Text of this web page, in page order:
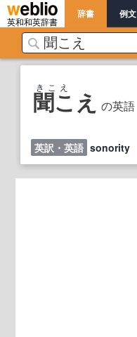
英和和英辞書
辞書 例文
聞こえ の英語
きこえ
英訳・英語 sonority